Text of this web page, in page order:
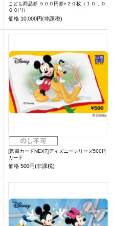
こども商品券 ５００円券×２０枚（１０，０
００円）
価格 10,000円(非課税)
[図書カードNEXT]ディズニーシリーズ500円
カード
価格 500円(非課税)